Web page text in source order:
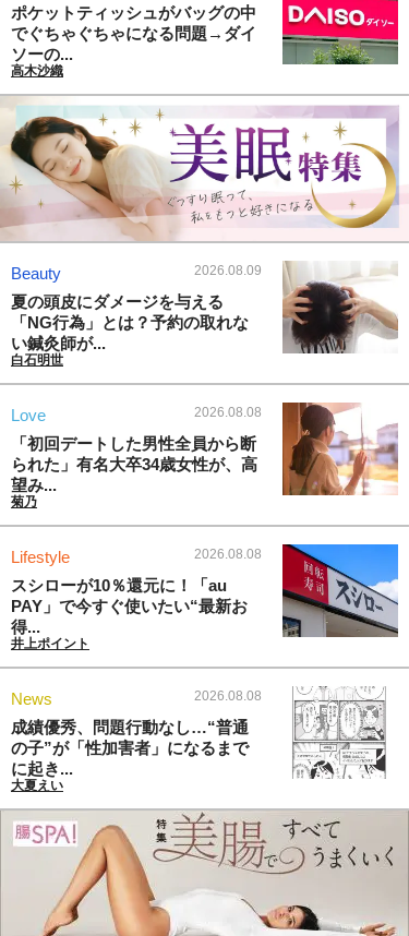
ポケットティッシュがバッグの中
でぐちゃぐちゃになる問題→ダイ
ソーの...
高木沙織
Beauty 2026.08.09
夏の頭皮にダメージを与える
「NG行為」とは？予約の取れな
い鍼灸師が...
白石明世
Love 2026.08.08
「初回デートした男性全員から断
られた」有名大卒34歳女性が、高
望み...
菊乃
Lifestyle 2026.08.08
スシローが10％還元に！「au
PAY」で今すぐ使いたい“最新お
得...
井上ポイント
News 2026.08.08
成績優秀、問題行動なし…“普通
の子”が「性加害者」になるまで
に起き...
大夏えい